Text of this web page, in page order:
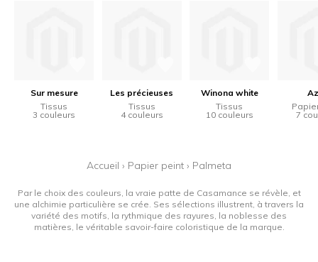
Sur mesure
Tissus
3 couleurs
Les précieuses
Tissus
4 couleurs
Winona white
Tissus
10 couleurs
7
Accueil › Papier peint › Palmeta
Par le choix des couleurs, la vraie patte de Casamance se révèle, et
une alchimie particulière se crée. Ses sélections illustrent, à travers la
variété des motifs, la rythmique des rayures, la noblesse des
matières, le véritable savoir-faire coloristique de la marque.